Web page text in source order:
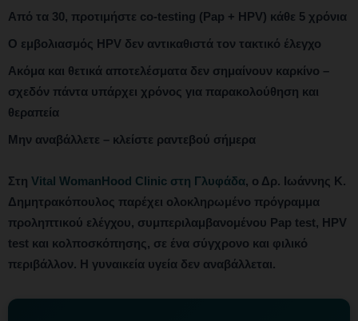
Από τα 30, προτιμήστε co-testing (Pap + HPV) κάθε 5 χρόνια
Ο εμβολιασμός HPV δεν αντικαθιστά τον τακτικό έλεγχο
Ακόμα και θετικά αποτελέσματα δεν σημαίνουν καρκίνο –
σχεδόν πάντα υπάρχει χρόνος για παρακολούθηση και
θεραπεία
Μην αναβάλλετε – κλείστε ραντεβού σήμερα
Στη Vital WomanHood Clinic στη Γλυφάδα, ο Δρ. Ιωάννης Κ.
Δημητρακόπουλος παρέχει ολοκληρωμένο πρόγραμμα
προληπτικού ελέγχου, συμπεριλαμβανομένου Pap test, HPV
test και κολποσκόπησης, σε ένα σύγχρονο και φιλικό
περιβάλλον. Η γυναικεία υγεία δεν αναβάλλεται.